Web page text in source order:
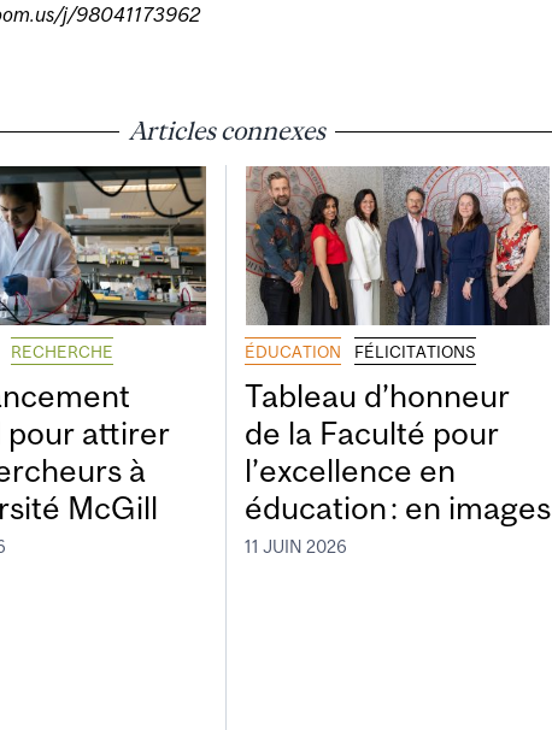
j/98041173962
Articles connexes
RECHERCHE
pour attirer
à
McGill
ÉDUCATION FÉLICITATIONS
Tableau d’honneur
de la Faculté pour
l’excellence en
éducation : en images
11 JUIN 2026